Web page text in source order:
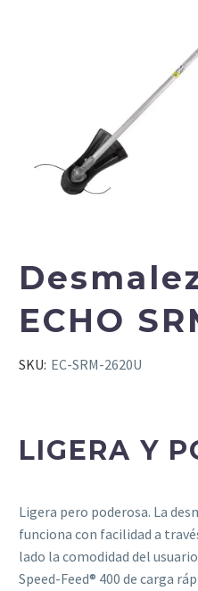
ECHO
SKU: EC-SRM-2620U
LIGERA Y
Ligera pero poderosa. La
funciona con facilidad a
lado la comodidad del
Speed-Feed® 400 de carga